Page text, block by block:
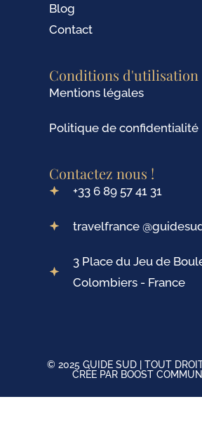
Blog
Contact
Conditions d'utilisation
Mentions légales
Politique de confidentialité
Contactez nous !
+33 6 89 57 41 31
travelfrance
3 Place du Jeu de
Colombiers - France
© 2025 GUIDE SUD | TOUT
CRÉE PAR BOOST